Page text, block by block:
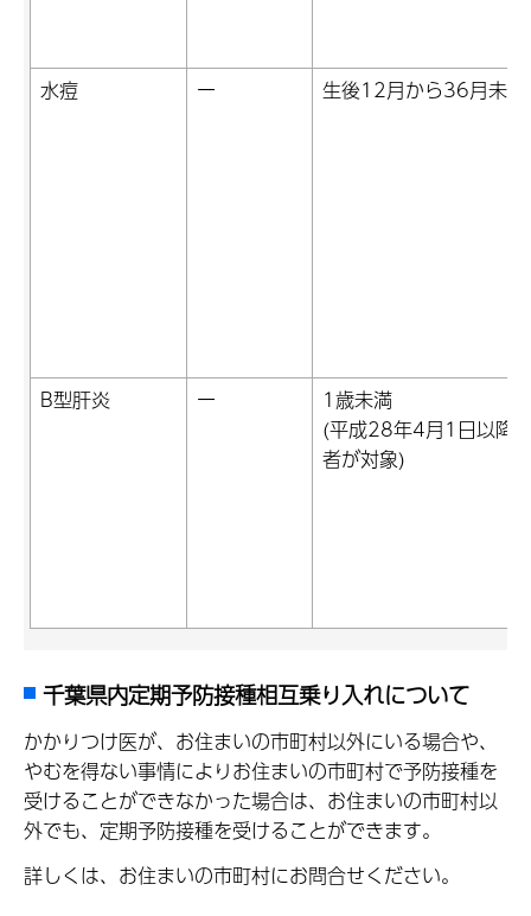
水痘 ー 生後12月から36月未満
B型肝炎 ー
1歳未満
(平成28年4月1日以降
者が対象)
千葉県内定期予防接種相互乗り入れについて
かかりつけ医が、お住まいの市町村以外にいる場合や、
やむを得ない事情によりお住まいの市町村で予防接種を
受けることができなかった場合は、お住まいの市町村以
外でも、定期予防接種を受けることができます。
詳しくは、お住まいの市町村にお問合せください。